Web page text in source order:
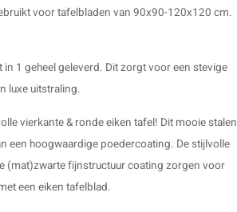
voor tafelbladen van 90x90-120x120 cm.
1 geheel geleverd. Dit zorgt voor een stevige
luxe uitstraling.
vierkante & ronde eiken tafel! Dit mooiestalen
een hoogwaardige poedercoating. De stijlvolle
(mat)zwarte fijnstructuur coating zorgen voor
een eiken tafelblad.